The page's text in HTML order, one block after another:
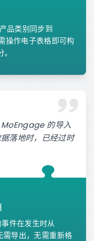
品类别同步到
操作电子表格即可构
的导入
落地时，已经过时
件在发生时从
导出，无需重新格